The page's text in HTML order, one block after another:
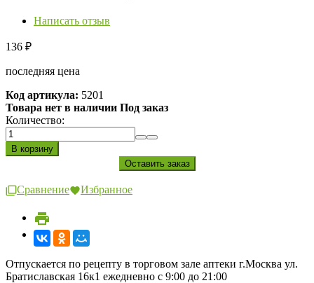
Написать отзыв
136 ₽
последняя цена
Код артикула: 5201
Товара нет в наличии Под заказ
Количество:
Сравнение Избранное
Отпускается по рецепту в торговом зале аптеки г.Москва ул.
Братиславская 16к1 ежедневно с 9:00 до 21:00